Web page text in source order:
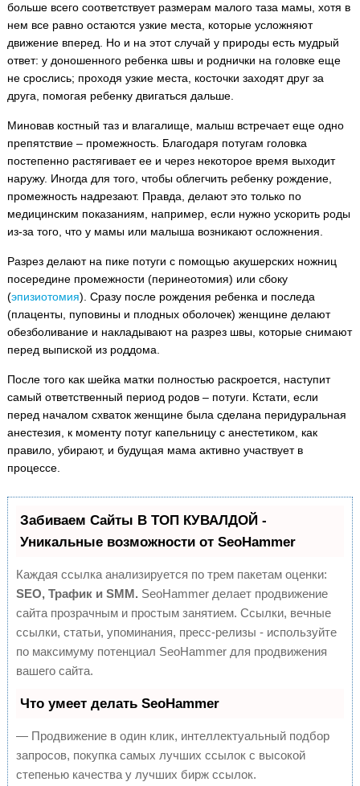
больше всего соответствует размерам малого таза мамы, хотя в
нем все равно остаются узкие места, которые усложняют
движение вперед. Но и на этот случай у природы есть мудрый
ответ: у доношенного ребенка швы и роднички на головке еще
не срослись; проходя узкие места, косточки заходят друг за
друга, помогая ребенку двигаться дальше.
Миновав костный таз и влагалище, малыш встречает еще одно
препятствие – промежность. Благодаря потугам головка
постепенно растягивает ее и через некоторое время выходит
наружу. Иногда для того, чтобы облегчить ребенку рождение,
промежность надрезают. Правда, делают это только по
медицинским показаниям, например, если нужно ускорить роды
из-за того, что у мамы или малыша возникают осложнения.
Разрез делают на пике потуги с помощью акушерских ножниц
посередине промежности (перинеотомия) или сбоку
(эпизиотомия). Сразу после рождения ребенка и последа
(плаценты, пуповины и плодных оболочек) женщине делают
обезболивание и накладывают на разрез швы, которые снимают
перед выпиской из роддома.
После того как шейка матки полностью раскроется, наступит
самый ответственный период родов – потуги. Кстати, если
перед началом схваток женщине была сделана перидуральная
анестезия, к моменту потуг капельницу с анестетиком, как
правило, убирают, и будущая мама активно участвует в
процессе.
Забиваем Сайты В ТОП КУВАЛДОЙ -
Уникальные возможности от SeoHammer
Каждая ссылка анализируется по трем пакетам оценки:
SEO, Трафик и SMM. SeoHammer делает продвижение
сайта прозрачным и простым занятием. Ссылки, вечные
ссылки, статьи, упоминания, пресс-релизы - используйте
по максимуму потенциал SeoHammer для продвижения
вашего сайта.
Что умеет делать SeoHammer
— Продвижение в один клик, интеллектуальный подбор
запросов, покупка самых лучших ссылок с высокой
степенью качества у лучших бирж ссылок.